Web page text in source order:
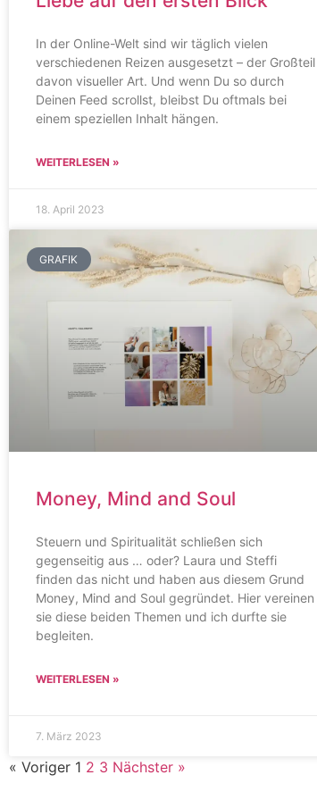
In der Online-Welt sind wir täglich vielen
verschiedenen Reizen ausgesetzt – der Großteil
davon visueller Art. Und wenn Du so durch
Deinen Feed scrollst, bleibst Du oftmals bei
einem speziellen Inhalt hängen.
WEITERLESEN »
18. April 2023
GRAFIK
Money, Mind and Soul
Steuern und Spiritualität schließen sich
gegenseitig aus … oder? Laura und Steffi
finden das nicht und haben aus diesem Grund
Money, Mind and Soul gegründet. Hier vereinen
sie diese beiden Themen und ich durfte sie
begleiten.
WEITERLESEN »
7. März 2023
« Voriger 1 2 3 Nächster »